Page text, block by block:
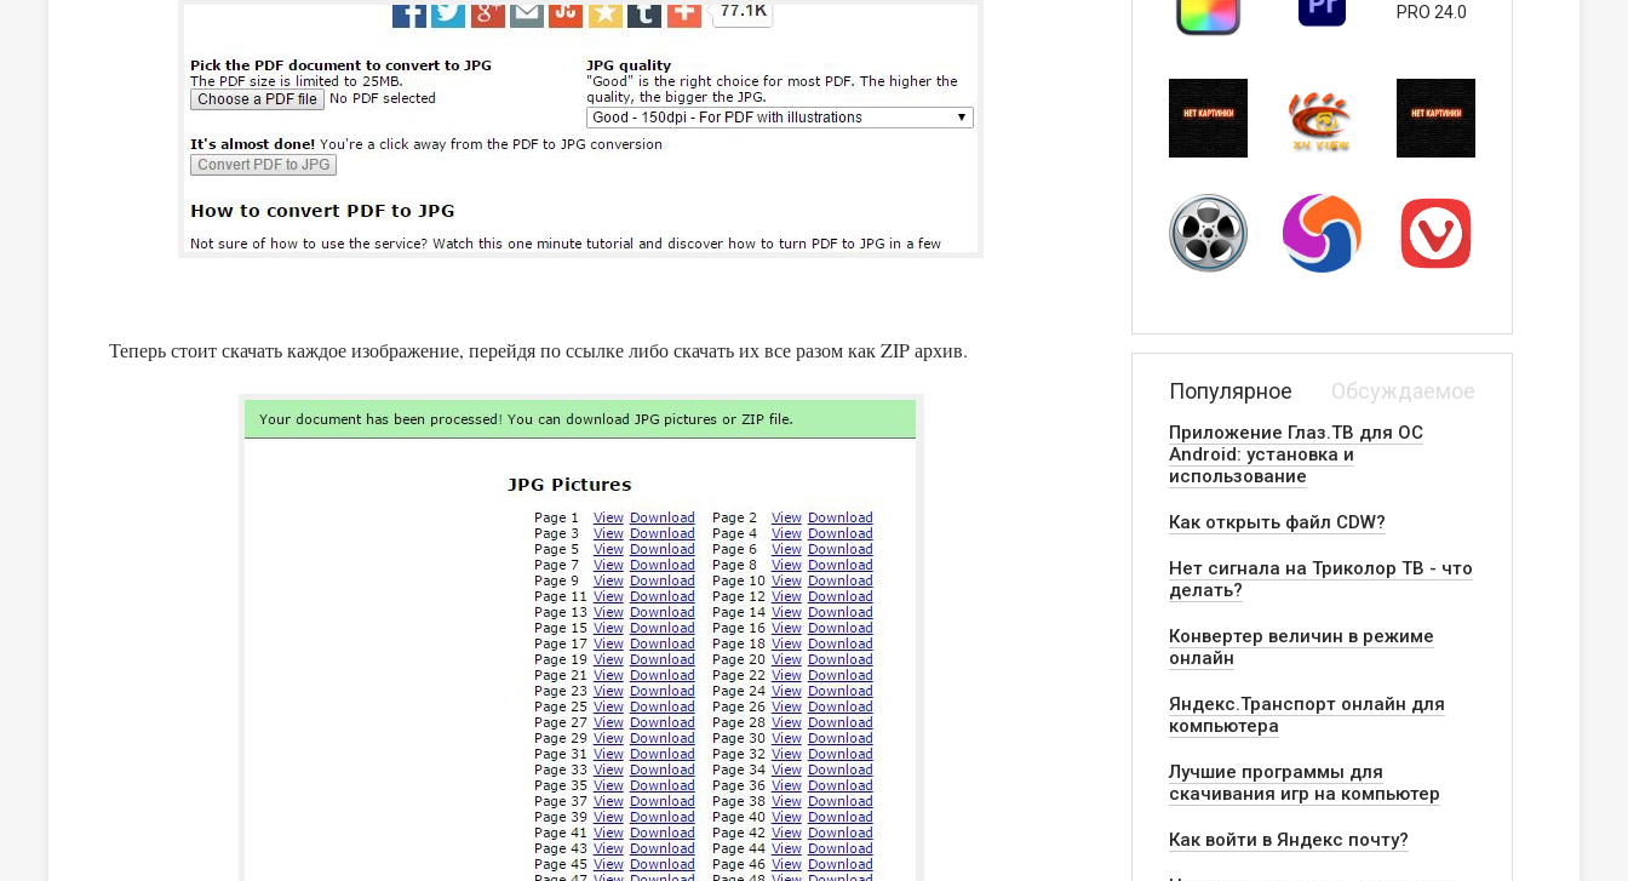
Теперь стоит скачать каждое изображение, перейдя по ссылке либо скачать их все разом как ZIP архив.
Популярное Обсуждаемое
Приложение Глаз.ТВ для ОС
Android: установка и
использование
Как открыть файл CDW?
Нет сигнала на Триколор ТВ - что
делать?
Конвертер величин в режиме
онлайн
Яндекс.Транспорт онлайн для
компьютера
Лучшие программы для
скачивания игр на компьютер
Как войти в Яндекс почту?